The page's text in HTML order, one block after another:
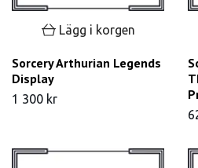
Lägg i korgen
Sorcery Arthurian Legends
Display
1 300 kr